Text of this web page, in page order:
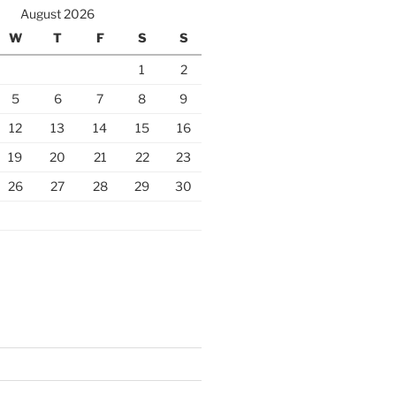
August 2026
W T F S S
1
2
5 6 7 8
9
12 13 14 15
16
19 20 21 22
23
26 27 28 29
30